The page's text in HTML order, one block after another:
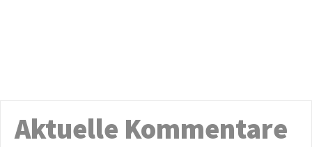
Aktuelle Kommentare